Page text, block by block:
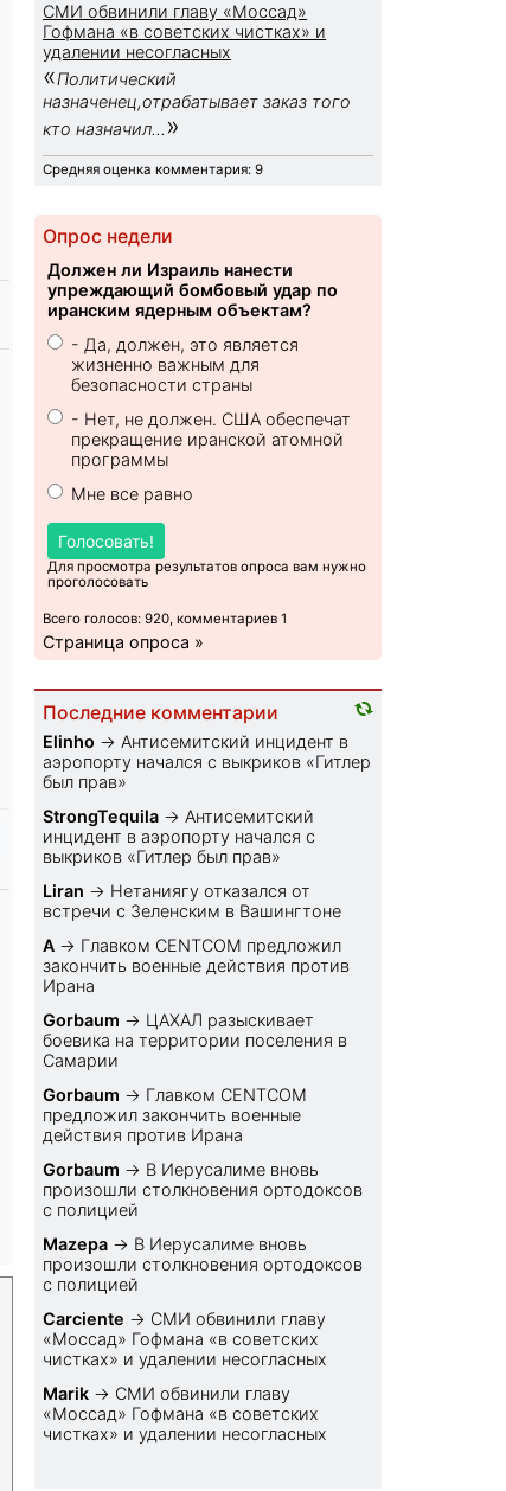
СМИ обвинили главу «Моссад»
Гофмана «в советских чистках» и
удалении несогласных
«Политический
назначенец,отрабатывает заказ того
кто назначил... »
Средняя оценка комментария: 9
Опрос недели
Должен ли Израиль нанести
упреждающий бомбовый удар по
иранским ядерным объектам?
- Да, должен, это является
жизненно важным для
безопасности страны
- Нет, не должен. США обеспечат
прекращение иранской атомной
программы
Мне все равно
Голосовать!
Для просмотра результатов опроса вам нужно
проголосовать
Всего голосов: 920, комментариев 1
Страница опроса »
Последние комментарии
Elinho → Антисемитский инцидент в
аэропорту начался с выкриков «Гитлер
был прав»
StrongTequila → Антисемитский
инцидент в аэропорту начался с
выкриков «Гитлер был прав»
Liran → Нетаниягу отказался от
встречи с Зеленским в Вашингтоне
A → Главком CENTCOM предложил
закончить военные действия против
Ирана
Gorbaum → ЦАХАЛ разыскивает
боевика на территории поселения в
Самарии
Gorbaum → Главком CENTCOM
предложил закончить военные
действия против Ирана
Gorbaum → В Иерусалиме вновь
произошли столкновения ортодоксов
с полицией
Mazepa → В Иерусалиме вновь
произошли столкновения ортодоксов
с полицией
Carciente → СМИ обвинили главу
«Моссад» Гофмана «в советских
чистках» и удалении несогласных
Marik → СМИ обвинили главу
«Моссад» Гофмана «в советских
чистках» и удалении несогласных